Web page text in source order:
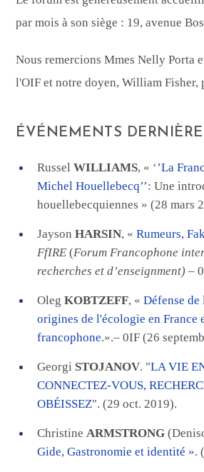
par mois à son siège : 19, avenue
Nous remercions Mmes Nelly Porta
l'OIF et notre doyen, William Fisher,
ÉVÉNEMENTS
Russel WILLIAMS, « ‘’La
Michel Houellebecq’’: Une
houellebecquiennes » (28 mars
Jayson HARSIN, « Rumeurs,
FfIRE (Forum Francophone
recherches et d’enseignment) –
Oleg KOBTZEFF, « Défense de
origines de l'écologie en France
francophone.».– 0IF (26
Georgi STOJANOV. "LA VIE
CONNECTEZ-VOUS,
OBÉISSEZ". (29 oct. 2019).
Christine ARMSTRONG
Gide, Gastronomie et identité ».